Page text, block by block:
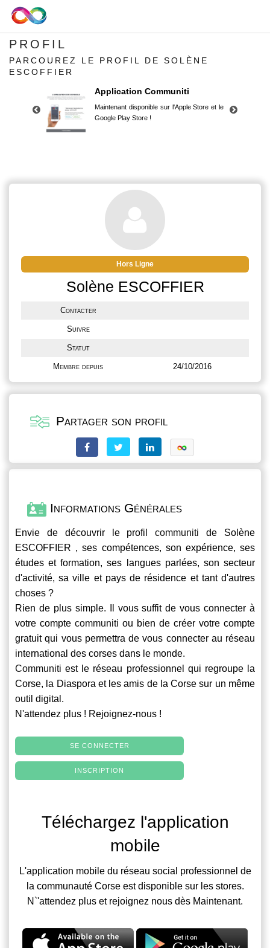
PROFIL
PARCOUREZ LE PROFIL DE SOLÈNE
ESCOFFIER
Application Communiti
Maintenant disponible sur l'Apple Store et le
Google Play Store !
Google Play Store !
Hors Ligne
Solène ESCOFFIER
Contacter
Suivre
Statut
Membre depuis 24/10/2016
Partager son profil
Informations Générales
Envie de découvrir le profilcommuniti de Solène
ESCOFFIER , ses compétences, son expérience, ses
études et formation, ses langues parlées, son secteur
d'activité, sa ville et pays de résidence et tant d'autres
choses ?
Rien de plus simple. Il vous suffit de vous connecter à
votre compte communiti ou bien de créer votre compte
gratuit qui vous permettra de vous connecter au réseau
international des corses dans le monde.
Communiti est le réseau professionnel qui regroupe la
Corse, la Diaspora et les amis de la Corse sur un même
outil digital.
N'attendez plus ! Rejoignez-nous !
SE CONNECTER
INSCRIPTION
Téléchargez l'application
mobile
L'application mobile du réseau social professionnel de
la communauté Corse est disponible sur les stores.
N`'attendez plus et rejoignez nous dès Maintenant.